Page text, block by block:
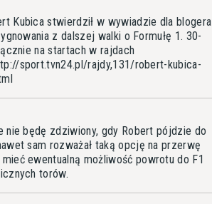
Kubica stwierdził w wywiadzie dla blogera
z dalszej walki o Formułę 1. 30-
na startach w rajdach
sport.tvn24.pl/rajdy,131/robert-kubica-
nie będę zdziwiony, gdy Robert pójdzie do
sam rozważał taką opcję na przerwę
ewentualną możliwość powrotu do F1
torów.